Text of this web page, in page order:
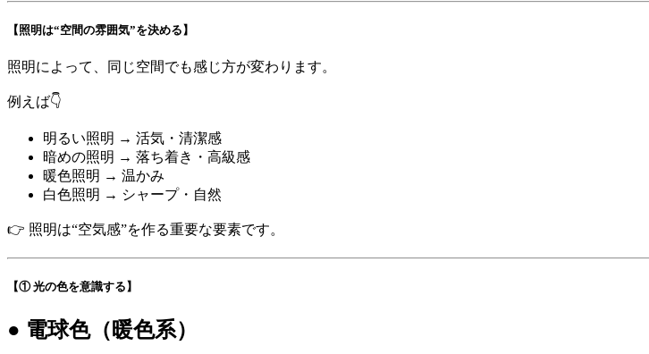
【照明は“空間の雰囲気”を決める】
照明によって、同じ空間でも感じ方が変わります。
例えば👇
明るい照明 → 活気・清潔感
暗めの照明 → 落ち着き・高級感
暖色照明 → 温かみ
白色照明 → シャープ・自然
👉 照明は“空気感”を作る重要な要素です。
【① 光の色を意識する】
● 電球色（暖色系）